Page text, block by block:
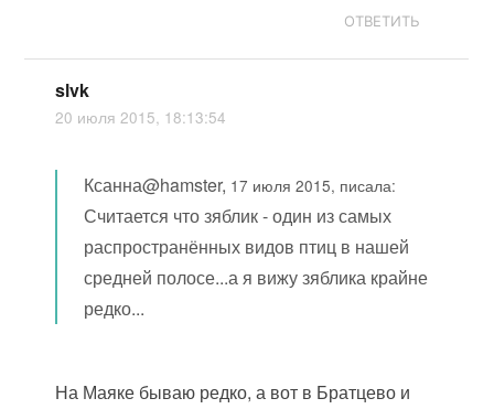
ОТВЕТИТЬ
slvk
20 июля 2015, 18:13:54
Ксанна@hamster, 17 июля 2015, писала:
Считается что зяблик - один из самых
распространённых видов птиц в нашей
средней полосе...а я вижу зяблика крайне
редко...
На Маяке бываю редко, а вот в Братцево и